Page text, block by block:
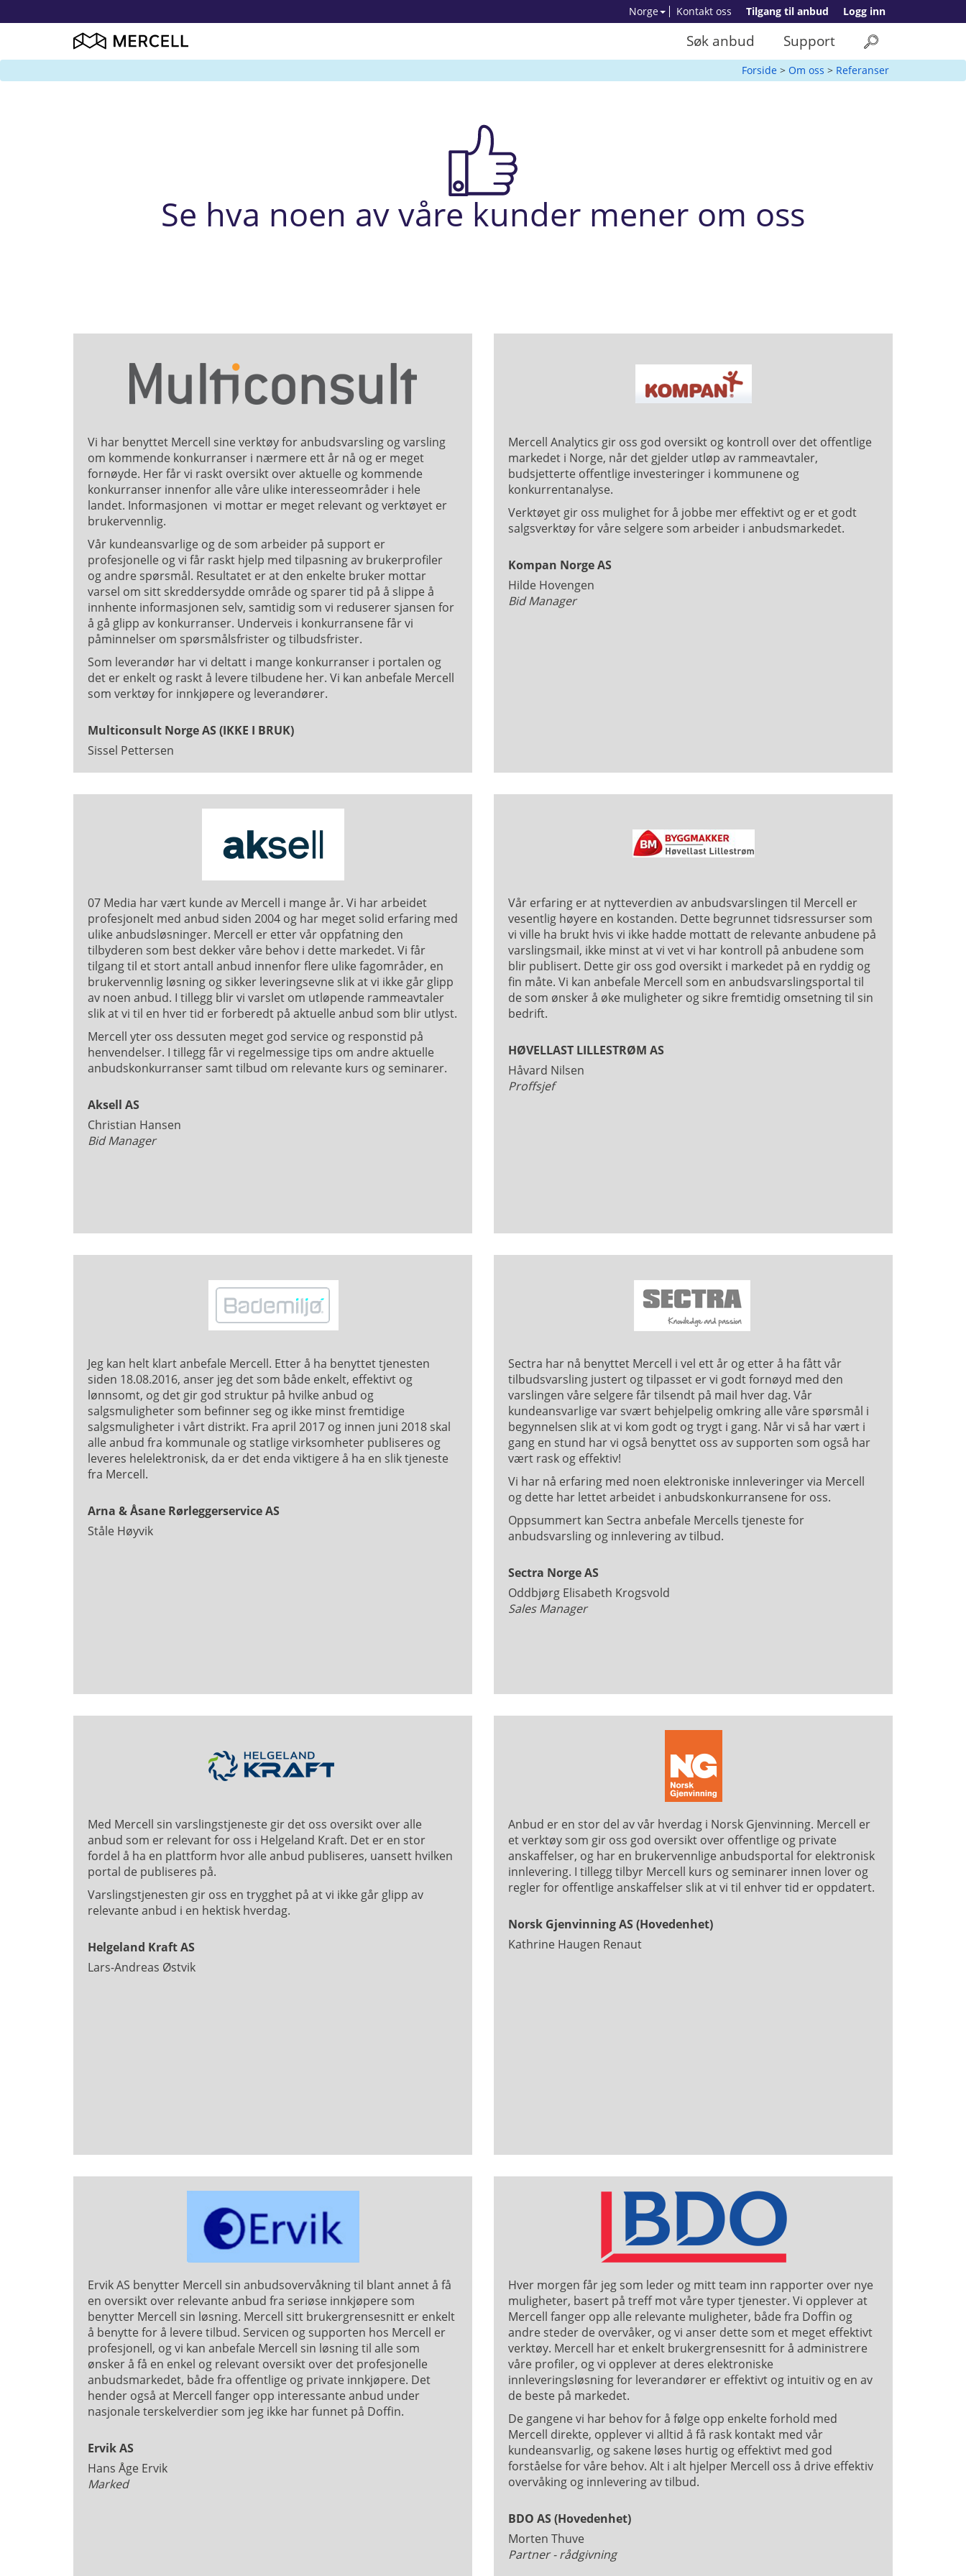
Logg inn
Tilgang til anbud
Kontakt oss
Norge
Support
Søk anbud
Forside > Om oss > Referanser
Se hva noen av våre kunder mener om oss
Vi har benyttet Mercell sine verktøy for anbudsvarsling og varsling
om kommende konkurranser i nærmere ett år nå og er meget
fornøyde. Her får vi raskt oversikt over aktuelle og kommende
konkurranser innenfor alle våre ulike interesseområder i hele
landet. Informasjonen vi mottar er meget relevant og verktøyet er
brukervennlig.
Vår kundeansvarlige og de som arbeider på support er
profesjonelle og vi får raskt hjelp med tilpasning av brukerprofiler
og andre spørsmål. Resultatet er at den enkelte bruker mottar
varsel om sitt skreddersydde område og sparer tid på å slippe å
innhente informasjonen selv, samtidig som vi reduserer sjansen for
å gå glipp av konkurranser. Underveis i konkurransene får vi
påminnelser om spørsmålsfrister og tilbudsfrister.
Som leverandør har vi deltatt i mange konkurranser i portalen og
det er enkelt og raskt å levere tilbudene her. Vi kan anbefale Mercell
som verktøy for innkjøpere og leverandører.
Multiconsult Norge AS (IKKE I BRUK)
Sissel Pettersen
Mercell Analytics gir oss god oversikt og kontroll over det offentlige
markedet i Norge, når det gjelder utløp av rammeavtaler,
budsjetterte offentlige investeringer i kommunene og
konkurrentanalyse.
Verktøyet gir oss mulighet for å jobbe mer effektivt og er et godt
salgsverktøy for våre selgere som arbeider i anbudsmarkedet.
Kompan Norge AS
Hilde Hovengen
Bid Manager
07 Media har vært kunde av Mercell i mange år. Vi har arbeidet
profesjonelt med anbud siden 2004 og har meget solid erfaring med
ulike anbudsløsninger. Mercell er etter vår oppfatning den
tilbyderen som best dekker våre behov i dette markedet. Vi får
tilgang til et stort antall anbud innenfor flere ulike fagområder, en
brukervennlig løsning og sikker leveringsevne slik at vi ikke går glipp
av noen anbud. I tillegg blir vi varslet om utløpende rammeavtaler
slik at vi til en hver tid er forberedt på aktuelle anbud som blir utlyst.
Mercell yter oss dessuten meget god service og responstid på
henvendelser. I tillegg får vi regelmessige tips om andre aktuelle
anbudskonkurranser samt tilbud om relevante kurs og seminarer.
Aksell AS
Christian Hansen
Bid Manager
Vår erfaring er at nytteverdien av anbudsvarslingen til Mercell er
vesentlig høyere en kostanden. Dette begrunnet tidsressurser som
vi ville ha brukt hvis vi ikke hadde mottatt de relevante anbudene på
varslingsmail, ikke minst at vi vet vi har kontroll på anbudene som
blir publisert. Dette gir oss god oversikt i markedet på en ryddig og
fin måte. Vi kan anbefale Mercell som en anbudsvarslingsportal til
de som ønsker å øke muligheter og sikre fremtidig omsetning til sin
bedrift.
HØVELLAST LILLESTRØM AS
Håvard Nilsen
Proffsjef
Jeg kan helt klart anbefale Mercell. Etter å ha benyttet tjenesten
siden 18.08.2016, anser jeg det som både enkelt, effektivt og
lønnsomt, og det gir god struktur på hvilke anbud og
salgsmuligheter som befinner seg og ikke minst fremtidige
salgsmuligheter i vårt distrikt. Fra april 2017 og innen juni 2018 skal
alle anbud fra kommunale og statlige virksomheter publiseres og
leveres helelektronisk, da er det enda viktigere å ha en slik tjeneste
fra Mercell.
Arna & Åsane Rørleggerservice AS
Ståle Høyvik
Sectra har nå benyttet Mercell i vel ett år og etter å ha fått vår
tilbudsvarsling justert og tilpasset er vi godt fornøyd med den
varslingen våre selgere får tilsendt på mail hver dag. Vår
kundeansvarlige var svært behjelpelig omkring alle våre spørsmål i
begynnelsen slik at vi kom godt og trygt i gang. Når vi så har vært i
gang en stund har vi også benyttet oss av supporten som også har
vært rask og effektiv!
Vi har nå erfaring med noen elektroniske innleveringer via Mercell
og dette har lettet arbeidet i anbudskonkurransene for oss.
Oppsummert kan Sectra anbefale Mercells tjeneste for
anbudsvarsling og innlevering av tilbud.
Sectra Norge AS
Oddbjørg Elisabeth Krogsvold
Sales Manager
Med Mercell sin varslingstjeneste gir det oss oversikt over alle
anbud som er relevant for oss i Helgeland Kraft. Det er en stor
fordel å ha en plattform hvor alle anbud publiseres, uansett hvilken
portal de publiseres på.
Varslingstjenesten gir oss en trygghet på at vi ikke går glipp av
relevante anbud i en hektisk hverdag.
Helgeland Kraft AS
Lars-Andreas Østvik
Anbud er en stor del av vår hverdag i Norsk Gjenvinning. Mercell er
et verktøy som gir oss god oversikt over offentlige og private
anskaffelser, og har en brukervennlige anbudsportal for elektronisk
innlevering. I tillegg tilbyr Mercell kurs og seminarer innen lover og
regler for offentlige anskaffelser slik at vi til enhver tid er oppdatert.
Norsk Gjenvinning AS (Hovedenhet)
Kathrine Haugen Renaut
Ervik AS benytter Mercell sin anbudsovervåkning til blant annet å få
en oversikt over relevante anbud fra seriøse innkjøpere som
benytter Mercell sin løsning. Mercell sitt brukergrensesnitt er enkelt
å benytte for å levere tilbud. Servicen og supporten hos Mercell er
profesjonell, og vi kan anbefale Mercell sin løsning til alle som
ønsker å få en enkel og relevant oversikt over det profesjonelle
anbudsmarkedet, både fra offentlige og private innkjøpere. Det
hender også at Mercell fanger opp interessante anbud under
nasjonale terskelverdier som jeg ikke har funnet på Doffin.
Ervik AS
Hans Åge Ervik
Marked
Hver morgen får jeg som leder og mitt team inn rapporter over nye
muligheter, basert på treff mot våre typer tjenester. Vi opplever at
Mercell fanger opp alle relevante muligheter, både fra Doffin og
andre steder de overvåker, og vi anser dette som et meget effektivt
verktøy. Mercell har et enkelt brukergrensesnitt for å administrere
våre profiler, og vi opplever at deres elektroniske
innleveringsløsning for leverandører er effektivt og intuitiv og en av
de beste på markedet.
De gangene vi har behov for å følge opp enkelte forhold med
Mercell direkte, opplever vi alltid å få rask kontakt med vår
kundeansvarlig, og sakene løses hurtig og effektivt med god
forståelse for våre behov. Alt i alt hjelper Mercell oss å drive effektiv
overvåking og innlevering av tilbud.
BDO AS (Hovedenhet)
Morten Thuve
Partner - rådgivning